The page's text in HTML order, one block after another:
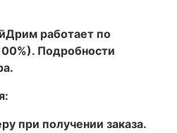
работает по
Подробности
при получении заказа.